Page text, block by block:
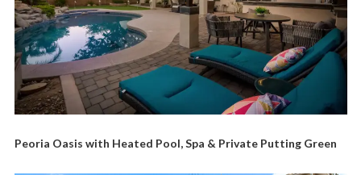
Peoria Oasis with Heated Pool, Spa & Private Putting Green